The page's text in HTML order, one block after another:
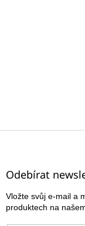
Z
Odebírat
Vložte svůj e-mail a
produktech na